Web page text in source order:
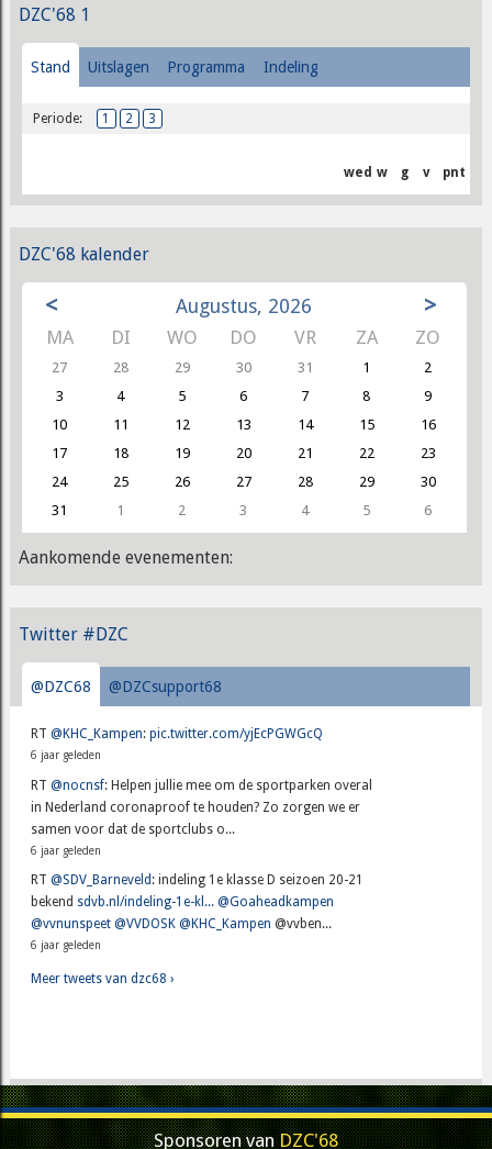
DZC'68 1
Stand Uitslagen Programma Indeling
Periode: 1 2 3
wed w g v pnt
DZC'68 kalender
< Augustus, 2026 >
MA DI WO DO VR ZA ZO
27 28 29 30 31 1
2
3
4 5 6 7 8
9
10
11 12 13 14 15
16
17
18 19 20 21 22
23
24
25 26 27 28 29
30
31
1 2 3 4 5 6
Aankomende evenementen:
Twitter #DZC
@DZC68 @DZCsupport68
RT@KHC_Kampen:pic.twitter.com/yjEcPGWGcQ
6 jaar geleden
RT@nocnsf: Helpen jullie mee om de sportparken overal
in Nederland coronaproof te houden? Zo zorgen we er
samen voor dat de sportclubs o...
6 jaar geleden
RT@SDV_Barneveld : indeling 1e klasse D seizoen 20-21
bekend sdvb.nl/indeling-1e-kl... @Goaheadkampen
@vvnunspeet @VVDOSK @KHC_Kampen @vvben...
6 jaar geleden
Meer tweets van dzc68 ›
Sponsoren vanDZC'68